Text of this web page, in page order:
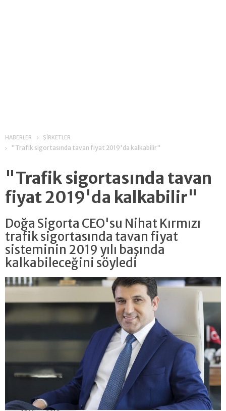
HABERLER ŞİRKETLER
"Trafik sigortasında tavan fiyat 2019'da kalkabilir"
"Trafik sigortasında tavan
fiyat 2019'da kalkabilir"
Doğa Sigorta CEO'su Nihat Kırmızı
trafik sigortasında tavan fiyat
sisteminin 2019 yılı başında
kalkabileceğini söyledi